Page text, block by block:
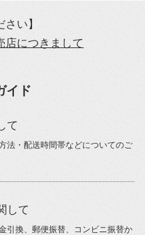
さい】
店につきまして
イド
て
法・配送時間帯などについてのご
して
引換、郵便振替、コンビニ振替か